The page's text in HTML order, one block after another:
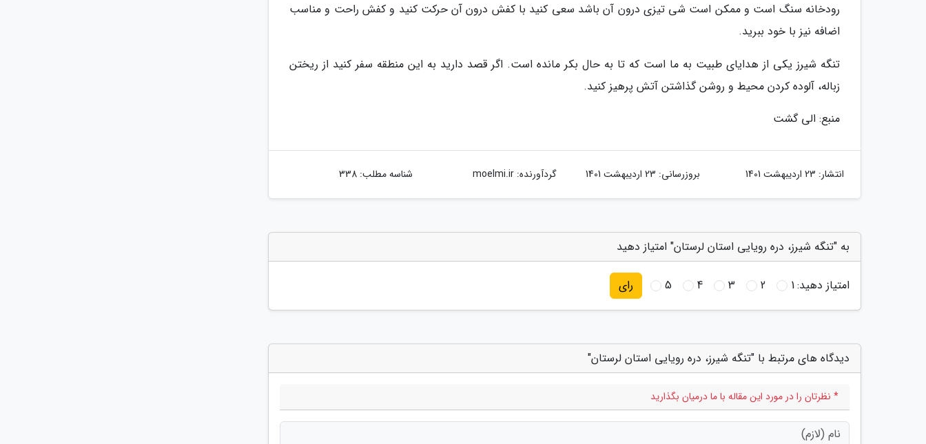
رودخانه سنگ است و ممکن است شی تیزی درون آن باشد سعی کنید با کفش درون آن حرکت کنید و کفش راحت و مناسب
اضافه نیز با خود ببرید.
تنگه شیرز یکی از هدایای طبیت به ما است که تا به حال بکر مانده است. اگر قصد دارید به این منطقه سفر کنید از ریختن
زباله، آلوده کردن محیط و روشن گذاشتن آتش پرهیز کنید.
منبع: الی گشت
انتشار: 23 اردیبهشت 1401 بروزرسانی: 23 اردیبهشت 1401 گردآورنده:moelmi.ir شناسه مطلب: 338
به "تنگه شیرز، دره رویایی استان لرستان" امتیاز دهید
امتیاز دهید:1
2
3
4
5 رای
دیدگاه های مرتبط با "تنگه شیرز، دره رویایی استان لرستان"
* نظرتان را در مورد این مقاله با ما درمیان بگذارید